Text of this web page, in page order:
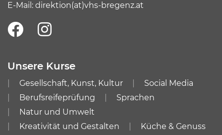
E-Mail: direktion(at)vhs-bregenz.at
Unsere Kurse
Gesellschaft, Kunst, Kultur
Social Media
Berufsreifeprüfung
Sprachen
Natur und Umwelt
Kreativität und Gestalten
Küche & Genuss